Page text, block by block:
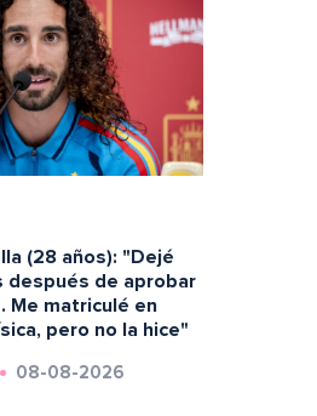
(28 años): "Dejé
después de aprobar
Me matriculé en
pero no la hice"
08-08-2026